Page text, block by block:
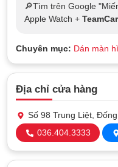
🔎Tìm trên Google
Apple Watch +
Chuyên mục: Dán màn
Địa chỉ cửa hàng
Số 98 Trung Liệt,
036.404.3333